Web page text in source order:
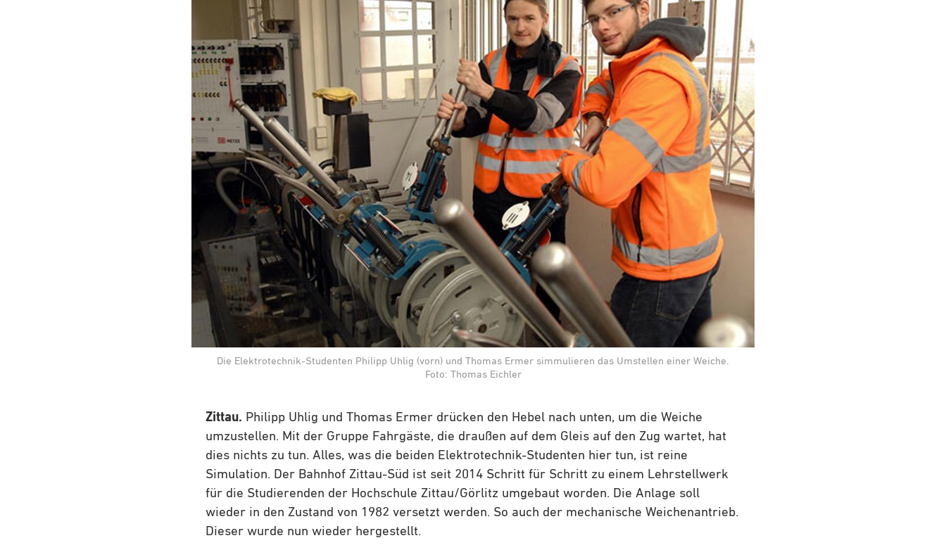
Die Elektrotechnik-Studenten Philipp Uhlig (vorn) und Thomas Ermer simmulieren das Umstellen einer Weiche.
Foto: Thomas Eichler
Zittau. Philipp Uhlig und Thomas Ermer drücken den Hebel nach unten, um die Weiche
umzustellen. Mit der Gruppe Fahrgäste, die draußen auf dem Gleis auf den Zug wartet, hat
dies nichts zu tun. Alles, was die beiden Elektrotechnik-Studenten hier tun, ist reine
Simulation. Der Bahnhof Zittau-Süd ist seit 2014 Schritt für Schritt zu einem Lehrstellwerk
für die Studierenden der Hochschule Zittau/Görlitz umgebaut worden. Die Anlage soll
wieder in den Zustand von 1982 versetzt werden. So auch der mechanische Weichenantrieb.
Dieser wurde nun wieder hergestellt.